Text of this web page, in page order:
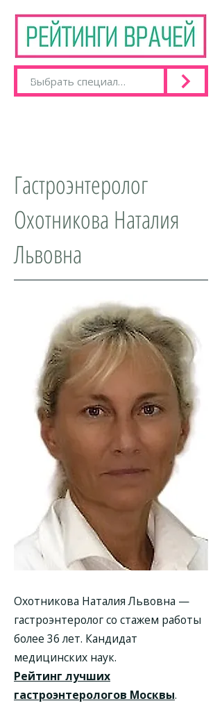
Гастроэнтеролог
Охотникова Наталия
Львовна
Охотникова Наталия Львовна —
гастроэнтеролог со стажем работы
более 36 лет. Кандидат
медицинских наук.
Рейтинг лучших
гастроэнтерологов Москвы.